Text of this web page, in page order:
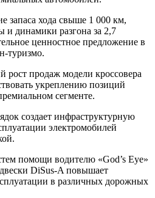
запаса хода свыше 1 000 км,
и динамики разгона за 2,7
ценностное предложение в
туризмо.
рост продаж модели кроссовера
укреплению позиций
сегменте.
создает инфраструктурную
электромобилей
помощи водителю «God’s Eye»
DiSus-A повышает
в различных дорожных